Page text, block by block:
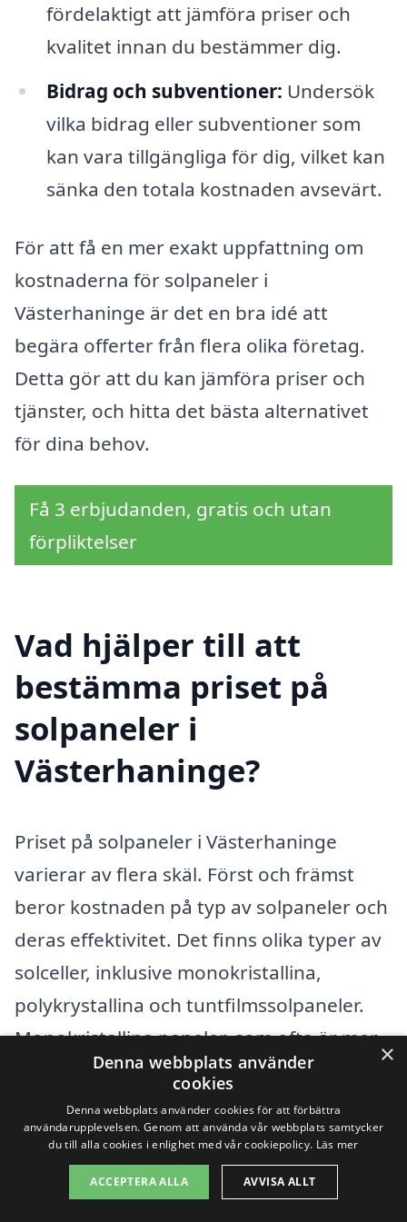
fördelaktigt att jämföra priser och
kvalitet innan du bestämmer dig.
Bidrag och subventioner: Undersök
vilka bidrag eller subventioner som
kan vara tillgängliga för dig, vilket kan
sänka den totala kostnaden avsevärt.
För att få en mer exakt uppfattning om
kostnaderna för solpaneler i
Västerhaninge är det en bra idé att
begära offerter från flera olika företag.
Detta gör att du kan jämföra priser och
tjänster, och hitta det bästa alternativet
för dina behov.
Få 3 erbjudanden, gratis och utan
förpliktelser
Vad hjälper till att
bestämma priset på
solpaneler i
Västerhaninge?
Priset på solpaneler i Västerhaninge
varierar av flera skäl. Först och främst
beror kostnaden på typ av solpaneler och
deras effektivitet. Det finns olika typer av
solceller, inklusive monokristallina,
polykrystallina och tuntfilmssolpaneler.
Monokristallina paneler, som ofta är mer
effektiva och tar mindre plats, tenderar
att vara dyrare än de polykrystallina
alternativen. Det är viktigt att förstå vilka
specifika behov du har för ditt hem eller
ditt företag innan du gör ett val.
×
Denna webbplats använder
cookies
Denna webbplats använder cookies för att förbättra
användarupplevelsen. Genom att använda vår webbplats samtycker
du till alla cookies i enlighet med vår cookiepolicy. Läs mer
ACCEPTERA ALLA AVVISA ALLT